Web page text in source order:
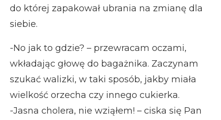
do której zapakował ubrania na zmianę dla
siebie.
-No jak to gdzie? – przewracam oczami,
wkładając głowę do bagażnika. Zaczynam
szukać walizki, w taki sposób, jakby miała
wielkość orzecha czy innego cukierka.
-Jasna cholera, nie wziąłem! – ciska się Pan